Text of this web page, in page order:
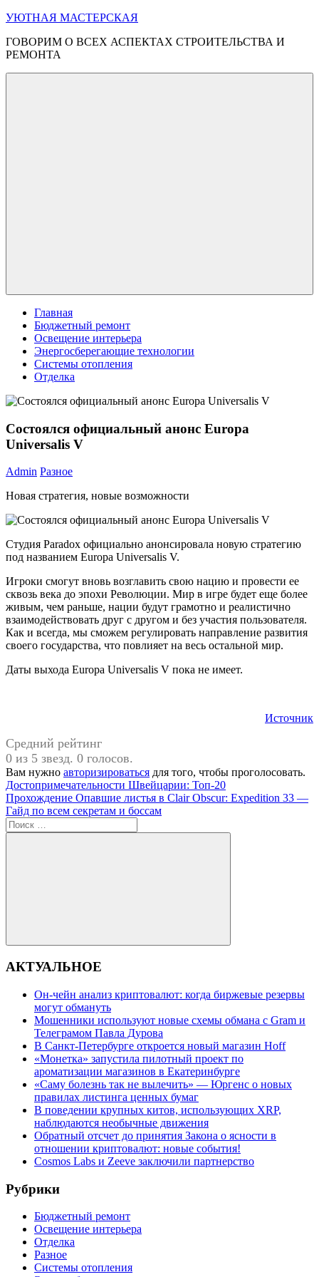
Перейти
содержимому
УЮТНАЯ МАСТЕРСКАЯ
ГОВОРИМ О ВСЕХ АСПЕКТАХ СТРОИТЕЛЬСТВА И
РЕМОНТА
Главная
Бюджетный ремонт
Освещение интерьера
Энергосберегающие технологии
Системы отопления
Отделка
Состоялся официальный анонс Europa
Universalis V
Admin Разное
Новая стратегия, новые возможности
Студия Paradox официально анонсировала новую стратегию
под названием Europa Universalis V.
Игроки смогут вновь возглавить свою нацию и провести ее
сквозь века до эпохи Революции. Мир в игре будет еще более
живым, чем раньше, нации будут грамотно и реалистично
взаимодействовать друг с другом и без участия пользователя.
Как и всегда, мы сможем регулировать направление развития
своего государства, что повлияет на весь остальной мир.
Даты выхода Europa Universalis V пока не имеет.
Источник
Средний рейтинг
0 из 5 звезд. 0 голосов.
Вам нужно авторизироваться для того, чтобы проголосовать.
Навигация
по
записям
Предыдущая
запись:
Достопримечательности Швейцарии: Топ-20
Следующая
запись:
Прохождение Опавшие листья в Clair Obscur: Expedition 33 —
Гайд по всем секретам и боссам
Поиск
для:
Поиск
АКТУАЛЬНОЕ
Он-чейн анализ криптовалют: когда биржевые резервы
могут обмануть
Мошенники используют новые схемы обмана с Gram и
Телеграмом Павла Дурова
В Санкт-Петербурге откроется новый магазин Hoff
«Монетка» запустила пилотный проект по
ароматизации магазинов в Екатеринбурге
«Саму болезнь так не вылечить» — Юргенс о новых
правилах листинга ценных бумаг
В поведении крупных китов, использующих XRP,
наблюдаются необычные движения
Обратный отсчет до принятия Закона о ясности в
отношении криптовалют: новые события!
Cosmos Labs и Zeeve заключили партнерство
Рубрики
Бюджетный ремонт
Освещение интерьера
Отделка
Разное
Системы отопления